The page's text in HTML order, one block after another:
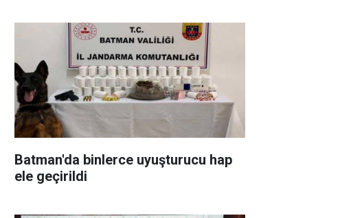
Batman'da binlerce uyuşturucu hap
ele geçirildi